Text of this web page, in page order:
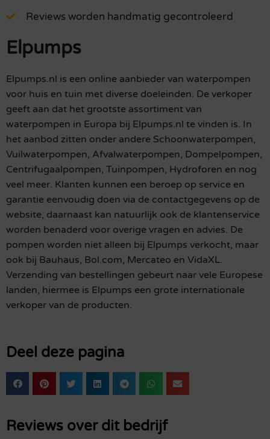
Reviews worden handmatig gecontroleerd
Elpumps
Elpumps.nl is een online aanbieder van waterpompen
voor huis en tuin met diverse doeleinden. De verkoper
geeft aan dat het grootste assortiment van
waterpompen in Europa bij Elpumps.nl te vinden is. In
het aanbod zitten onder andere Schoonwaterpompen,
Vuilwaterpompen, Afvalwaterpompen, Dompelpompen,
Centrifugaalpompen, Tuinpompen, Hydroforen en nog
veel meer. Klanten kunnen een beroep op service en
garantie eenvoudig doen via de contactgegevens op de
website, daarnaast kan natuurlijk ook de klantenservice
worden benaderd voor overige vragen en advies. De
pompen worden niet alleen bij Elpumps verkocht, maar
ook bij Bauhaus, Bol.com, Mercateo en VidaXL.
Verzending van bestellingen gebeurt naar vele Europese
landen, hiermee is Elpumps een grote internationale
verkoper van de producten.
Deel deze pagina
Reviews over dit bedrijf